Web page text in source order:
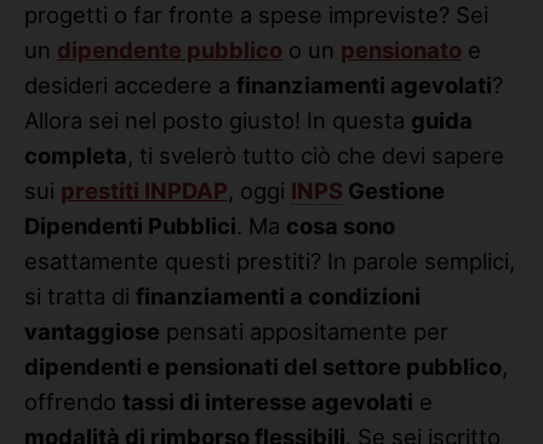
progetti o far fronte a spese impreviste? Sei
un dipendente pubblico o un pensionato e
desideri accedere a finanziamenti agevolati?
Allora sei nel posto giusto! In questa guida
completa, ti svelerò tutto ciò che devi sapere
sui prestiti INPDAP, oggi INPS Gestione
Dipendenti Pubblici. Ma cosa sono
esattamente questi prestiti? In parole semplici,
si tratta di finanziamenti a condizioni
vantaggiose pensati appositamente per
dipendenti e pensionati del settore pubblico,
offrendo tassi di interesse agevolati e
modalità di rimborso flessibili. Se sei iscritto